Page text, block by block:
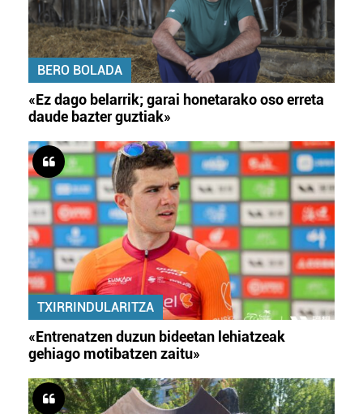
BERO BOLADA
«Ez dago belarrik; garai honetarako oso erreta
daude bazter guztiak»
TXIRRINDULARITZA
«Entrenatzen duzun bideetan lehiatzeak
gehiago motibatzen zaitu»